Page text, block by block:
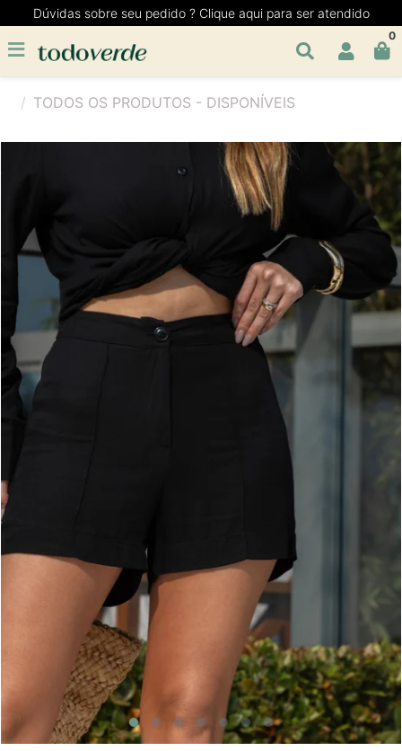
Dúvidas sobre seu pedido ? Clique aqui para ser atendido
0
TODOS OS PRODUTOS - DISPONÍVEIS